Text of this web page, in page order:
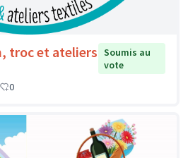
troc et ateliers Soumis au
vote
0